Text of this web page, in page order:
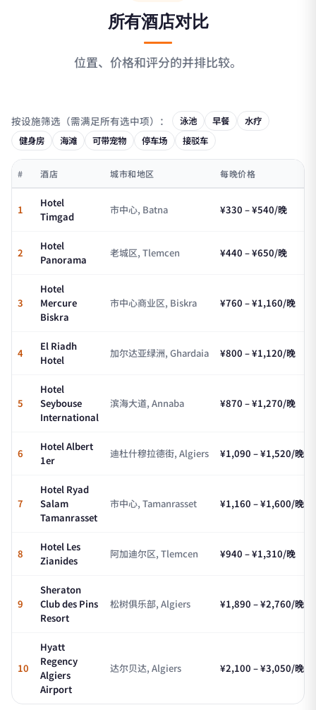
所有酒店对比
位置、价格和评分的并排比较。
按设施筛选（需满足所有选中项）： 泳池 早餐
水疗
健身房
海滩 可带宠物 停车场 接驳车
# 酒店 城市和地区 每晚价格
1
Hotel
Timgad
市中心, Batna ¥330 – ¥540/晚
2
Hotel
Panorama
老城区, Tlemcen ¥440 – ¥650/晚
3
Hotel
Mercure
Biskra
市中心商业区, Biskra ¥760 – ¥1,160/晚
4
El Riadh
Hotel
加尔达亚绿洲, Ghardaia ¥800 – ¥1,120/晚
5
Hotel
Seybouse
International
滨海大道, Annaba ¥870 – ¥1,270/晚
6
Hotel Albert
1er
迪杜什穆拉德街, Algiers ¥1,090 – ¥1,520/晚
7
Hotel Ryad
Salam
Tamanrasset
市中心, Tamanrasset ¥1,160 – ¥1,600/晚
8
Hotel Les
Zianides
阿加迪尔区, Tlemcen ¥940 – ¥1,310/晚
9
Sheraton
Club des Pins
Resort
松树俱乐部, Algiers ¥1,890 – ¥2,760/晚
10
Hyatt
Regency
Algiers
Airport
达尔贝达, Algiers ¥2,100 – ¥3,050/晚